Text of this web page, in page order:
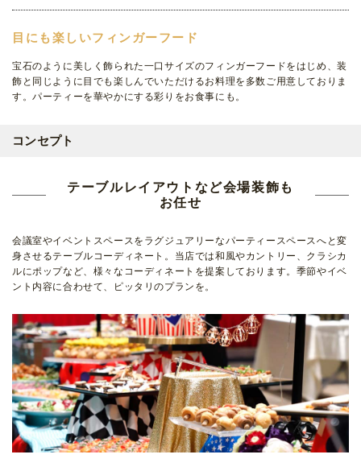
目にも楽しいフィンガーフード
宝石のように美しく飾られた一口サイズのフィンガーフードをはじめ、装
飾と同じように目でも楽しんでいただけるお料理を多数ご用意しておりま
す。パーティーを華やかにする彩りをお食事にも。
コンセプト
テーブルレイアウトなど会場装飾も
お任せ
会議室やイベントスペースをラグジュアリーなパーティースペースへと変
身させるテーブルコーディネート。当店では和風やカントリー、クラシカ
ルにポップなど、様々なコーディネートを提案しております。季節やイベ
ント内容に合わせて、ピッタリのプランを。